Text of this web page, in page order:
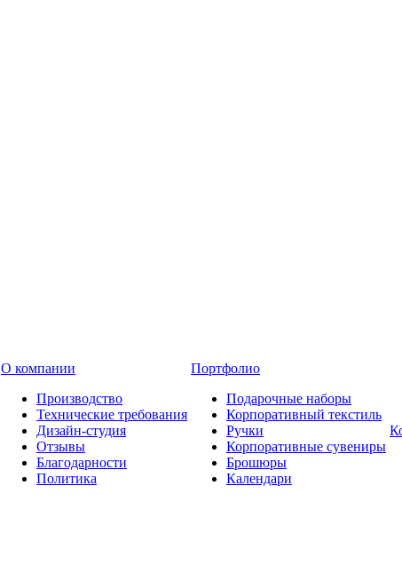
О компании
Производство
Технические требования
Дизайн-студия
Отзывы
Благодарности
Политика
Портфолио
Подарочные наборы
Корпоративный текстиль
Ручки
Корпоративные сувениры
Брошюры
Календари